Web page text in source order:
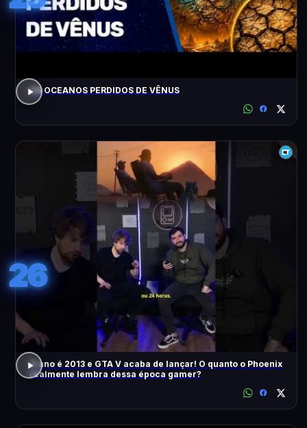
OS OCEANOS PERDIDOS DE VÊNUS
26
O ano é 2013 e GTA V acaba de lançar! O quanto o Phoenix
realmente lembra dessa época gamer?